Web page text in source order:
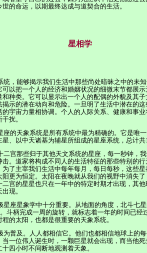
的命运，以期最终达成与道契合的生活。
星相学
统，能够揭示我们生活中那些尚处暗昧之中的未
以把一个人的经济和婚姻状况的细微末节都展
种类。它可以显示出一个人的配偶的外貌及其
揭示的潜在动向和危险。一旦明了生活中潜在的
宇宙力量相协调。个人的人际关系、健康和事
扰。
座的天象系统是所有系统中最为精确的。它是唯
、以中天诸基为辅星所组成的星座系统，总计共
二宫那些归于其他天文系统的星座，每一秒钟，
。道家将构成不同人的生活特征的那些特别的
了主宰我们生活中每年每月，每日每秒，这些
更为恒定。太阳在夜晚就从我们的视野中消失
宫的星星也只在一年中的特定时期才出现，其
现。
星座星象学中十分重要。从地面的角度，北斗七
斗柄完成一周的旋转，就标志着一年的时间已经
的太阳，也都是很重要的天象系统。
为普及。人人都相信它。他们也都相信地球上的
一位伟人诞生时，一颗巨星就会出现，而当他
四小时不间断地观测着天象。